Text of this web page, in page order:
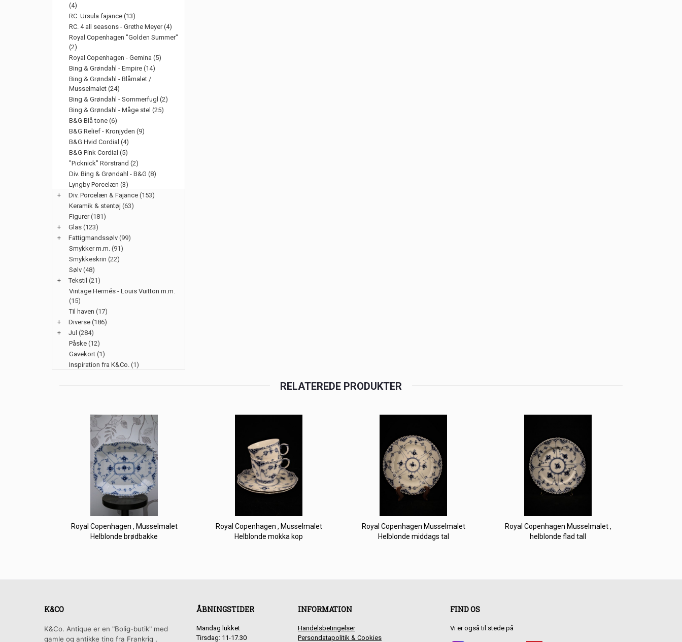
(4)
RC. Ursula fajance (13)
RC. 4 all seasons - Grethe Meyer (4)
Royal Copenhagen "Golden Summer"
(2)
Royal Copenhagen - Gemina (5)
Bing & Grøndahl - Empire (14)
Bing & Grøndahl - Blåmalet /
Musselmalet (24)
Bing & Grøndahl - Sommerfugl (2)
Bing & Grøndahl - Måge stel (25)
B&G Blå tone (6)
B&G Relief - Kronjyden (9)
B&G Hvid Cordial (4)
B&G Pink Cordial (5)
"Picknick" Rörstrand (2)
Div. Bing & Grøndahl - B&G (8)
Lyngby Porcelæn (3)
+
Div. Porcelæn & Fajance (153)
Keramik & stentøj (63)
Figurer(181)
+
Glas (123)
+
Fattigmandssølv (99)
Smykker m.m. (91)
Smykkeskrin (22)
Sølv (48)
+
Tekstil (21)
Vintage Hermés - Louis Vuitton m.m.
(15)
Til haven (17)
+
Diverse (186)
+
Jul (284)
Påske (12)
Gavekort (1)
Inspiration fra K&Co. (1)
RELATEREDE PRODUKTER
Royal Copenhagen , Musselmalet
Helblonde brødbakke
Royal Copenhagen , Musselmalet
Helblonde mokka kop
Royal Copenhagen Musselmalet
Helblonde middags tal
Royal Copenhagen Musselmalet ,
helblonde flad tall
K&CO
K&Co. Antique er en "Bolig-butik" med
gamle og antikke ting fra Frankrig ,
ÅBNINGSTIDER
Mandag lukket
Tirsdag: 11-17.30
INFORMATION
Handelsbetingelser
Persondatapolitik & Cookies
FIND OS
Vi er også til stede på